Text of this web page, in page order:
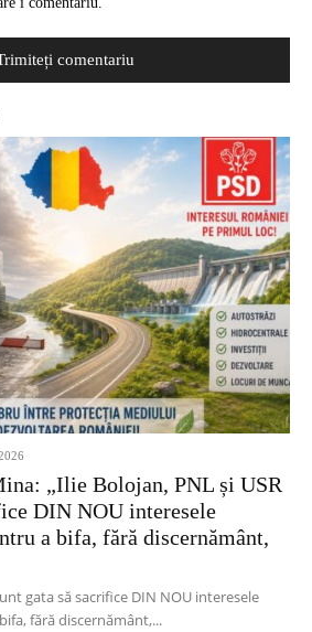
„Ilie Bolojan, PNL și USR
DIN NOU interesele
a bifa, fără discernământ,
gata să sacrifice DIN NOU interesele
fără discernământ,...